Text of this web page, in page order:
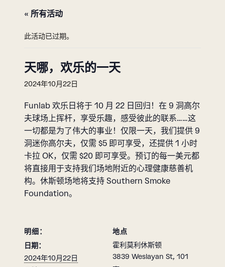
« 所有活动
此活动已过期。
天哪，欢乐的一天
2024年10月22日
Funlab 欢乐日将于 10 月 22 日回归！在 9 洞高尔
夫球场上挥杆，享受乐趣，感受彼此的联系……这
一切都是为了伟大的事业！仅限一天，我们提供 9
洞迷你高尔夫，仅需 $5 即可享受，还提供 1 小时
卡拉 OK，仅需 $20 即可享受。预订的每一美元都
将直接用于支持我们场地附近的心理健康慈善机
构。休斯顿场地将支持 Southern Smoke
Foundation。
明细：
日期：
2024年10月22日
地点
霍利莫利休斯顿
3839 Weslayan St, 101